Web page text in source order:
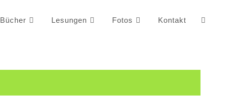
Bücher Lesungen Fotos Kontakt